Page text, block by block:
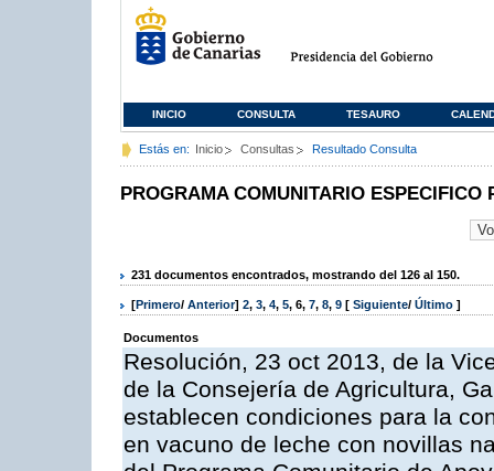
INICIO CONSULTA TESAURO
Estás en: Inicio Consultas Resultado Consulta
PROGRAMA COMUNITARIO ESPECIFICO
231 documentos encontrados, mostrando del 126 al 150.
[Primero/ Anterior] 2, 3, 4, 5, 6, 7, 8, 9 [ Siguiente/ Último ]
Documentos
Resolución, 23 oct 2013, de la
de la Consejería de Agricultura,
establecen condiciones para la
en vacuno de leche con novillas